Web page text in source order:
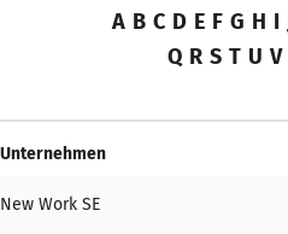
A B C D E F G H I
Q R S T U V
Unternehmen
New Work SE